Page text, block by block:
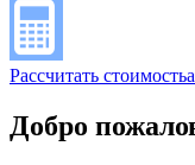
Рассчитать стоимость
Добро